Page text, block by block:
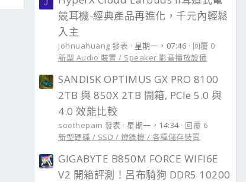
J
競耳機-經典產品再進化，千元內輕鬆
入主
johnuahuang 發表 星期一，07:46
回覆 0
新型 Audio 裝置 / Speaker 影音播放設備
SANDISK OPTIMUS GX PRO 8100
2TB 與 850X 2TB 開箱, PCIe 5.0 與
4.0 效能比較
soothepain 發表 星期一，14:34
回覆 6
新型硬碟 / SSD / 燒錄機 / 各種儲存裝置
GIGABYTE B850M FORCE WIFI6E
V2 開箱評測！呂布騎狗 DDR5 10200